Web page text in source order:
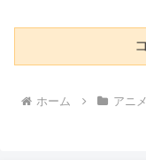
ホーム アニ